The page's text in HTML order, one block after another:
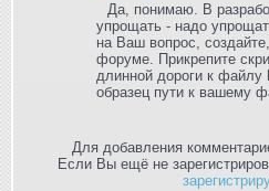
Да, понимаю. В
упрощать - надо
на Ваш вопрос,
форуме. Прикрепите
длинной дороги к файлу
образец пути к вашему
Для добавления
Если Вы ещё не